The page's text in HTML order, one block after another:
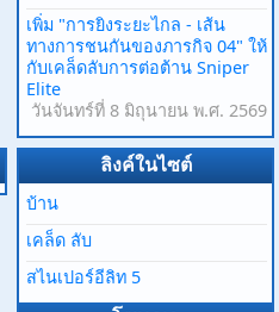
เพิ่ม "การยิงระยะไกล - เส้น
ทางการชนกันของภารกิจ 04" ให้
กับเคล็ดลับการต่อต้าน Sniper
Elite
วันจันทร์ที่ 8 มิถุนายน พ.ศ. 2569
ลิงค์ในไซต์
บ้าน
เคล็ด ลับ
สไนเปอร์อีลิท 5